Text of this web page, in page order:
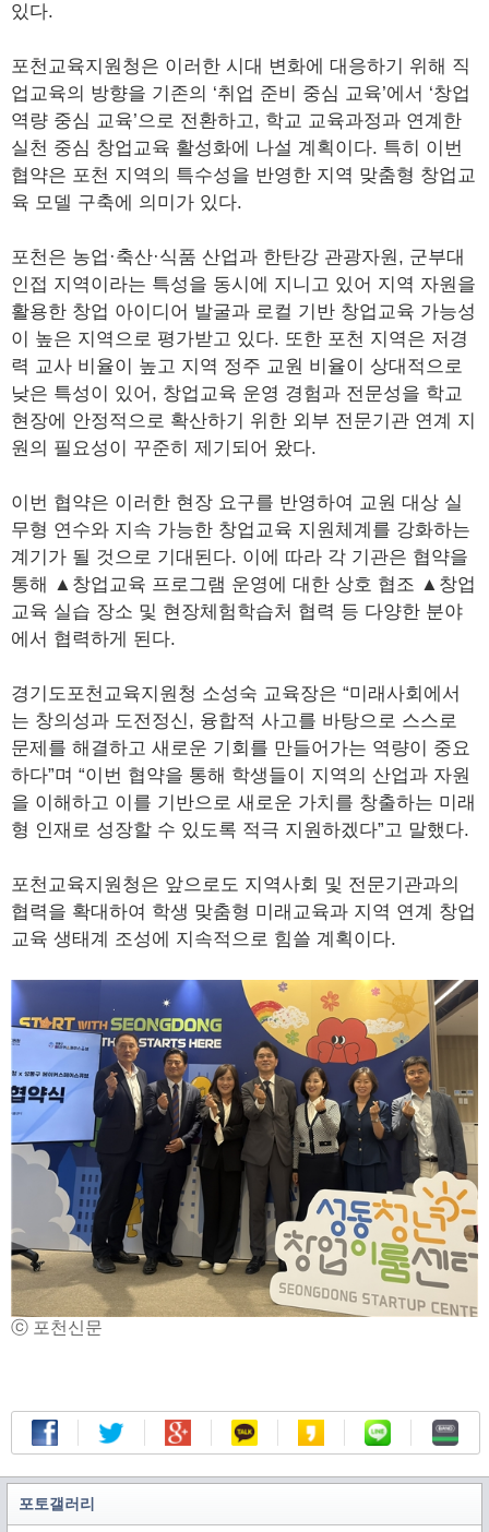
있다.
포천교육지원청은 이러한 시대 변화에 대응하기 위해 직
업교육의 방향을 기존의 ‘취업 준비 중심 교육’에서 ‘창업
역량 중심 교육’으로 전환하고, 학교 교육과정과 연계한
실천 중심 창업교육 활성화에 나설 계획이다. 특히 이번
협약은 포천 지역의 특수성을 반영한 지역 맞춤형 창업교
육 모델 구축에 의미가 있다.
포천은 농업·축산·식품 산업과 한탄강 관광자원, 군부대
인접 지역이라는 특성을 동시에 지니고 있어 지역 자원을
활용한 창업 아이디어 발굴과 로컬 기반 창업교육 가능성
이 높은 지역으로 평가받고 있다. 또한 포천 지역은 저경
력 교사 비율이 높고 지역 정주 교원 비율이 상대적으로
낮은 특성이 있어, 창업교육 운영 경험과 전문성을 학교
현장에 안정적으로 확산하기 위한 외부 전문기관 연계 지
원의 필요성이 꾸준히 제기되어 왔다.
이번 협약은 이러한 현장 요구를 반영하여 교원 대상 실
무형 연수와 지속 가능한 창업교육 지원체계를 강화하는
계기가 될 것으로 기대된다. 이에 따라 각 기관은 협약을
통해 ▲창업교육 프로그램 운영에 대한 상호 협조 ▲창업
교육 실습 장소 및 현장체험학습처 협력 등 다양한 분야
에서 협력하게 된다.
경기도포천교육지원청 소성숙 교육장은 “미래사회에서
는 창의성과 도전정신, 융합적 사고를 바탕으로 스스로
문제를 해결하고 새로운 기회를 만들어가는 역량이 중요
하다”며 “이번 협약을 통해 학생들이 지역의 산업과 자원
을 이해하고 이를 기반으로 새로운 가치를 창출하는 미래
형 인재로 성장할 수 있도록 적극 지원하겠다”고 말했다.
포천교육지원청은 앞으로도 지역사회 및 전문기관과의
협력을 확대하여 학생 맞춤형 미래교육과 지역 연계 창업
교육 생태계 조성에 지속적으로 힘쓸 계획이다.
ⓒ 포천신문
포토갤러리